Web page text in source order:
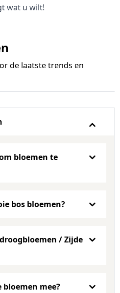
wat u wilt!
de laatste trends en
bloemen te
bos bloemen?
/ Zijde
bloemen mee?